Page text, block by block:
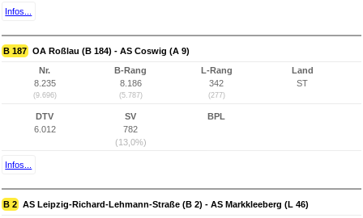
Infos...
B 187 OA Roßlau (B 184) - AS Coswig (A 9)
Nr.
8.235
(9.696)
B-Rang
8.186
(5.787)
L-Rang
342
(277)
Land
ST
DTV
6.012
SV
782
(13,0%)
BPL
Infos...
B 2 AS Leipzig-Richard-Lehmann-Straße (B 2) - AS Markkleeberg (L 46)